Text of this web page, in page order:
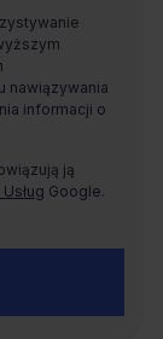
nawiązywania
informacji o
ją
Google.